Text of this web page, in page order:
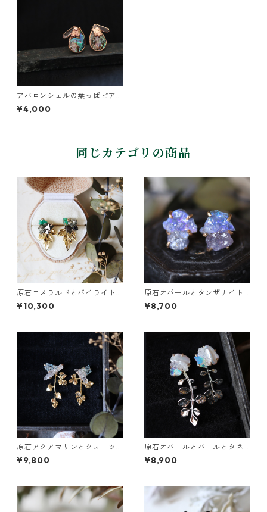
アバロンシェルの葉っぱピア
ス
¥4,000
同じカテゴリの商品
原石エメラルドとパイライト
とクレマチスの葉ピアス
¥10,300
原石オパールとタンザナイト
のピアス
¥8,700
原石アクアマリンとクォーツ
とカニクサの葉ピアス
¥9,800
原石オパールとパールとタネ
ツケバナの葉ピアス
¥8,900